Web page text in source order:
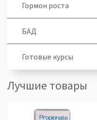
Гормон роста
БАД
Готовые курсы
Лучшие товары